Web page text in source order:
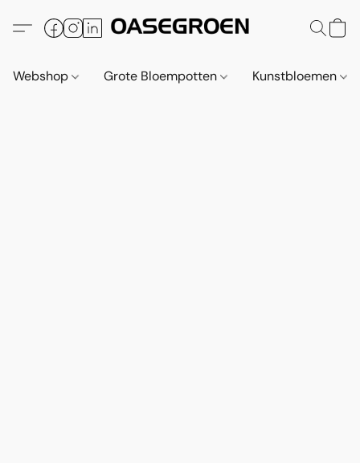
Webshop Grote Bloempotten Kunstbloemen